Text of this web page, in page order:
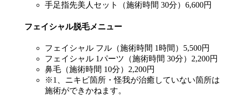
手足指先美人セット（施術時間 30分） 6,600円
フェイシャル脱毛メニュー
フェイシャル フル（施術時間 1時間） 5,500円
フェイシャル 1パーツ（施術時間 30分） 2,200円
鼻毛（施術時間 10分） 2,200円
※1、ニキビ箇所・怪我が治癒していない箇所は
施術ができかねます。